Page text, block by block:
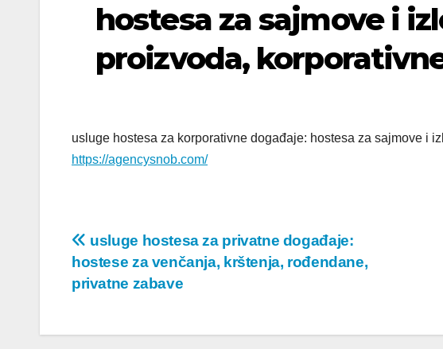
hostesa za sajmove i
proizvoda,
usluge hostesa za korporativne događaje: hostesa za sajmove i
https://agencysnob.com/
Post
navigation
usluge hostesa za privatne događaje:
hostese za venčanja, krštenja, rođendane,
privatne zabave